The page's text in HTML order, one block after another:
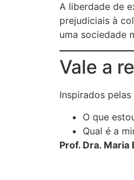
A liberdade de
prejudiciais à
uma sociedade
Vale a
Inspirados
O que
Qual é a
Prof. Dra. Maria